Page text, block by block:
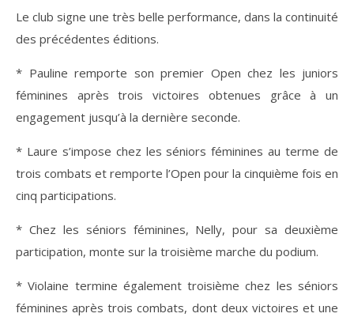
Le club signe une très belle performance, dans la continuité
des précédentes éditions.
* Pauline remporte son premier Open chez les juniors
féminines après trois victoires obtenues grâce à un
engagement jusqu’à la dernière seconde.
* Laure s’impose chez les séniors féminines au terme de
trois combats et remporte l’Open pour la cinquième fois en
cinq participations.
* Chez les séniors féminines, Nelly, pour sa deuxième
participation, monte sur la troisième marche du podium.
* Violaine termine également troisième chez les séniors
féminines après trois combats, dont deux victoires et une